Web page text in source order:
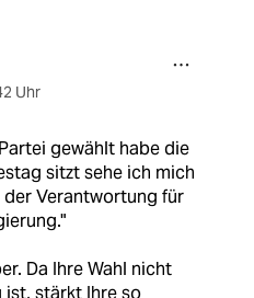
Uhr
gewählt habe die
sitzt sehe ich mich
Verantwortung für
Da Ihre Wahl nicht
ist, stärkt Ihre so